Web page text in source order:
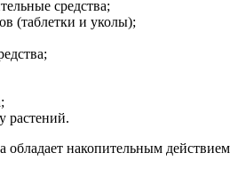
средства;
(таблетки и уколы);
растений.
обладает накопительным